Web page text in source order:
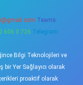
Teams:
606 0 726 Telegram:
Bilgi Teknolojileri ve
bir Yer Sağlayıcı olarak
proaktif olarak